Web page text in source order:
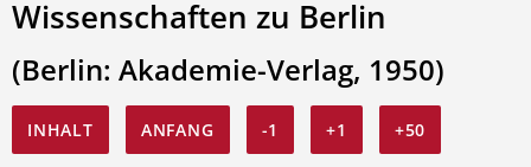
Wissenschaften zu Berlin
(Berlin: Akademie-Verlag, 1950)
INHALT ANFANG -1 +1 +50